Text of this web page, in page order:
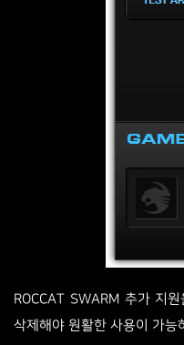
ROCCAT SWARM 추가 지
삭제해야 원활한 사용이 가